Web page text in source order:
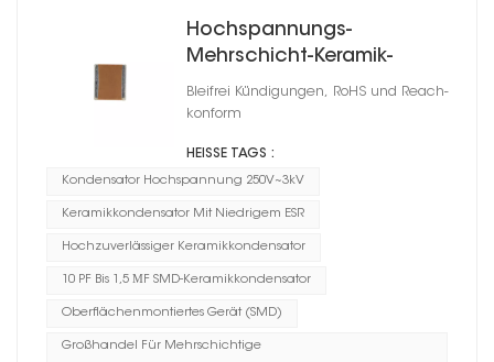
Hochspannungs-
Mehrschicht-Keramik-
Chipkondensatoren 1210
Bleifrei Kündigungen, RoHS und Reach-
konform
HEISSE TAGS :
Kondensator Hochspannung 250V~3kV
Keramikkondensator Mit Niedrigem ESR
Hochzuverlässiger Keramikkondensator
10 PF Bis 1,5 ΜF SMD-Keramikkondensator
Oberflächenmontiertes Gerät (SMD)
Großhandel Für Mehrschichtige